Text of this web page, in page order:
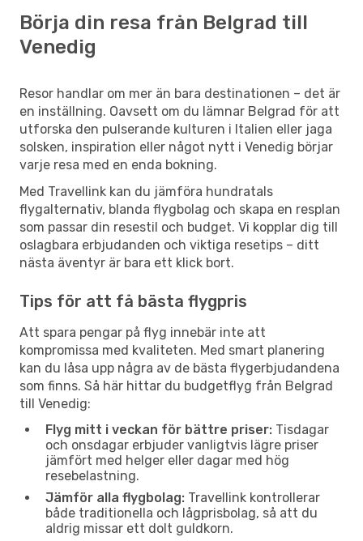
Börja din resa från Belgrad till
Venedig
Resor handlar om mer än bara destinationen – det är
en inställning. Oavsett om du lämnar Belgrad för att
utforska den pulserande kulturen i Italien eller jaga
solsken, inspiration eller något nytt i Venedig börjar
varje resa med en enda bokning.
Med Travellink kan du jämföra hundratals
flygalternativ, blanda flygbolag och skapa en resplan
som passar din resestil och budget. Vi kopplar dig till
oslagbara erbjudanden och viktiga resetips – ditt
nästa äventyr är bara ett klick bort.
Tips för att få bästa flygpris
Att spara pengar på flyg innebär inte att
kompromissa med kvaliteten. Med smart planering
kan du låsa upp några av de bästa flygerbjudandena
som finns. Så här hittar du budgetflyg från Belgrad
till Venedig:
Flyg mitt i veckan för bättre priser: Tisdagar
och onsdagar erbjuder vanligtvis lägre priser
jämfört med helger eller dagar med hög
resebelastning.
Jämför alla flygbolag: Travellink kontrollerar
både traditionella och lågprisbolag, så att du
aldrig missar ett dolt guldkorn.